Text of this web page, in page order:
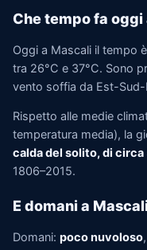
Che tempo fa oggi
Oggi a Mascali il tempo è
tra 26°C e 37°C. Sono
vento soffia da Est-
Rispetto alle medie
temperatura media), la
calda del solito, di circa
1806–2015.
E domani a
Domani: poco nuvoloso